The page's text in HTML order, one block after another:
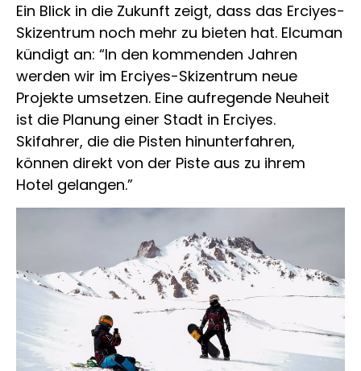
Ein Blick in die Zukunft zeigt, dass das Erciyes-
Skizentrum noch mehr zu bieten hat. Elcuman
kündigt an: “In den kommenden Jahren
werden wir im Erciyes-Skizentrum neue
Projekte umsetzen. Eine aufregende Neuheit
ist die Planung einer Stadt in Erciyes.
Skifahrer, die die Pisten hinunterfahren,
können direkt von der Piste aus zu ihrem
Hotel gelangen.”